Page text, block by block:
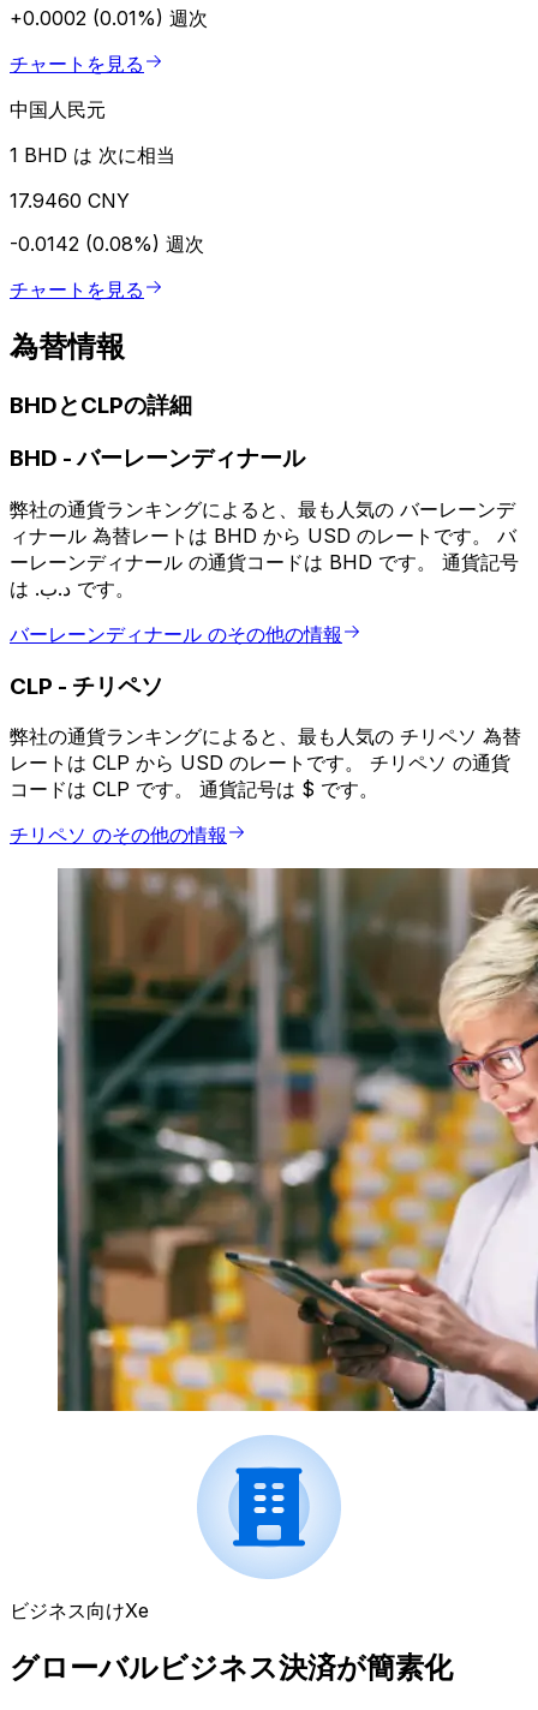
+0.0002 (0.01%) 週次
チャートを見る
中国人民元
1 BHD は 次に相当
17.9460 CNY
-0.0142 (0.08%) 週次
チャートを見る
為替情報
BHDとCLPの詳細
BHD -バーレーンディナール
弊社の通貨ランキングによると、最も人気の バーレーンデ
ィナール 為替レートは BHD から USD のレートです。 バ
ーレーンディナール の通貨コードは BHD です。 通貨記号
は .د.ب です。
バーレーンディナール のその他の情報
CLP - チリペソ
弊社の通貨ランキングによると、最も人気の チリペソ 為替
レートは CLP から USD のレートです。 チリペソ の通貨
コードは CLP です。 通貨記号は $ です。
チリペソ のその他の情報
ビジネス向けXe
グローバルビジネス決済が簡素化